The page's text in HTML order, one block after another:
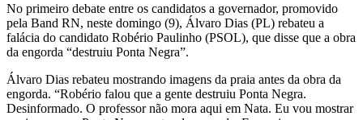
No primeiro debate entre os candidatos a governador, promovido
pela Band RN, neste domingo (9), Álvaro Dias (PL) rebateu a
falácia do candidato Robério Paulinho (PSOL), que disse que a obra
da engorda “destruiu Ponta Negra”.
Álvaro Dias rebateu mostrando imagens da praia antes da obra da
engorda. “Robério falou que a gente destruiu Ponta Negra.
Desinformado. O professor não mora aqui em Nata. Eu vou mostrar